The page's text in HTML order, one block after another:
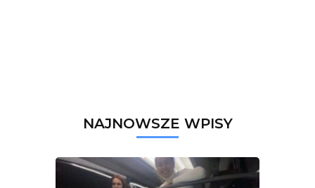
NAJNOWSZE WPISY